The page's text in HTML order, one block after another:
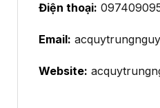
Điện thoại:
Email:
Website: